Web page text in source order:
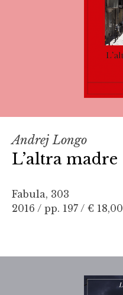
Andrej Longo
L’altra madre
Fabula, 303
2016 / pp. 197 / € 18,00